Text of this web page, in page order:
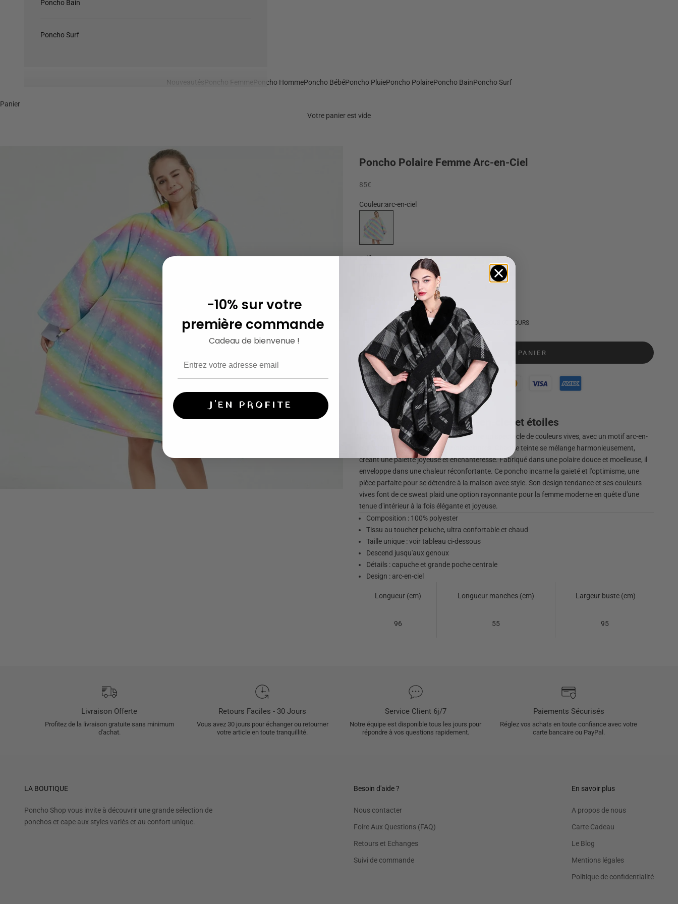
NouveautésPoncho FemmePoncho HommePoncho BébéPoncho PluiePoncho PolairePoncho BainPoncho Surf
Poncho Bain
Poncho Surf
Panier
Votre panier est vide
Poncho Polaire Femme Arc-en-Ciel
Prix de vente
85€
Couleur:arc-en-ciel
arc-en-ciel
Taille:
LIVRAISON GRATUITE RETOURS SOUS 60 JOURS
AJOUTER AU PANIER
Poncho plaid polaire arc-en-ciel et étoiles
poncho d'intérieur pour femmeoffre un spectacle de couleurs vives, avec un motif arc-en-
ciel éclatant parsemé d'étoiles étincelantes. Chaque teinte se mélange harmonieusement,
créant une palette joyeuse et enchanteresse. Fabriqué dans une polaire douce et moelleuse, il
enveloppe dans une chaleur réconfortante. Ce poncho incarne la gaieté et l'optimisme, une
pièce parfaite pour se détendre à la maison avec style. Son design tendance et ses couleurs
vives font de ce sweat plaid une option rayonnante pour la femme moderne en quête d'une
tenue d'intérieur à la fois élégante et joyeuse.
Composition : 100% polyester
Tissu au toucher peluche, ultra confortable et chaud
Taille unique : voir tableau ci-dessous
Descend jusqu'aux genoux
Détails : capuche et grande poche centrale
Design : arc-en-ciel
Longueur (cm) Longueur manches (cm) Largeur buste (cm)
96 55 95
Livraison Offerte
Profitez de la livraison gratuite sans minimum
d'achat.
Retours Faciles - 30 Jours
Vous avez 30 jours pour échanger ou retourner
votre article en toute tranquillité.
Service Client 6j/7
Notre équipe est disponible tous les jours pour
répondre à vos questions rapidement.
Paiements Sécurisés
Réglez vos achats en toute confiance avec votre
carte bancaire ou PayPal.
LA BOUTIQUE
Poncho Shop vous invite à découvrir une grande sélection de
ponchos et cape aux styles variés et au confort unique.
Besoin d'aide ?
Nous contacter
Foire Aux Questions (FAQ)
Retours et Echanges
Suivi de commande
En savoir plus
A propos de nous
Carte Cadeau
Le Blog
Mentions légales
Politique de confidentialité
-10% sur votre
première commande
Cadeau de bienvenue !
J'EN PROFITE